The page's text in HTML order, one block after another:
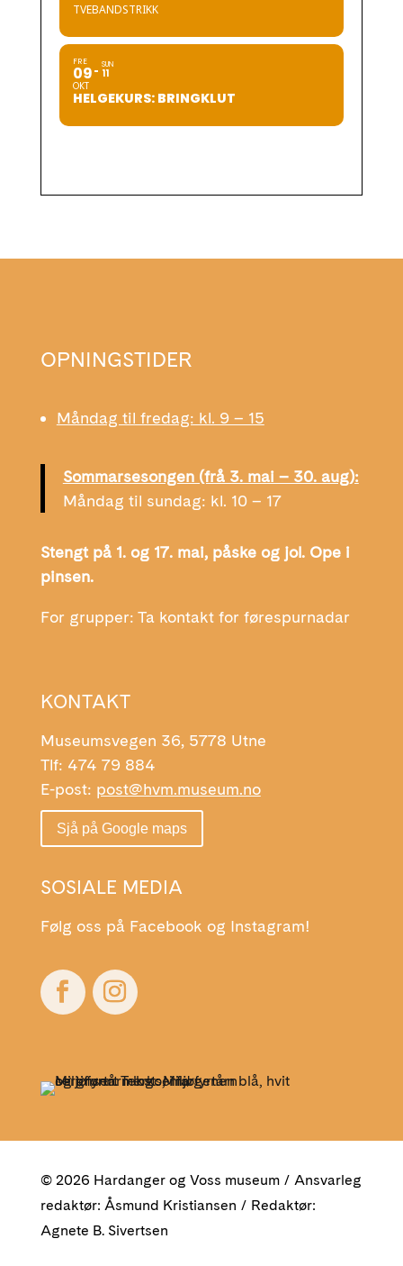
TVEBANDSTRIKK
FRE
09
OKT
SUN
11
HELGEKURS: BRINGKLUT
OPNINGSTIDER
Måndag til fredag: kl. 9 – 15
Sommarsesongen (frå 3. mai – 30. aug):
Måndag til sundag: kl. 10 – 17
Stengt på 1. og 17. mai, påske og jol. Ope i
pinsen.
For grupper: Ta kontakt for førespurnadar
KONTAKT
Museumsvegen 36, 5778 Utne
Tlf: 474 79 884
E-post: post@hvm.museum.no
Sjå på Google maps
SOSIALE MEDIA
Følg oss på Facebook og Instagram!
© 2026 Hardanger og Voss museum / Ansvarleg
redaktør: Åsmund Kristiansen / Redaktør:
Agnete B. Sivertsen